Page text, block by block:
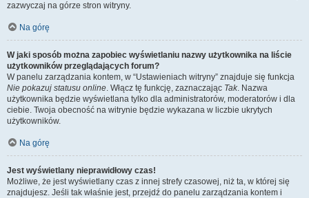
zazwyczaj na górze stron witryny.
Na górę
W jaki sposób można zapobiec wyświetlaniu nazwy użytkownika na liście
użytkowników przeglądających forum?
W panelu zarządzania kontem, w “Ustawieniach witryny” znajduje się funkcja
Nie pokazuj statusu online. Włącz tę funkcję, zaznaczając Tak. Nazwa
użytkownika będzie wyświetlana tylko dla administratorów, moderatorów i dla
ciebie. Twoja obecność na witrynie będzie wykazana w liczbie ukrytych
użytkowników.
Na górę
Jest wyświetlany nieprawidłowy czas!
Możliwe, że jest wyświetlany czas z innej strefy czasowej, niż ta, w której się
znajdujesz. Jeśli tak właśnie jest, przejdź do panelu zarządzania kontem i